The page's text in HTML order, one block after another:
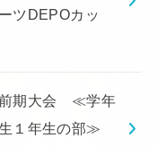
ツDEPOカッ
前期大会 ≪学年
１年生の部≫